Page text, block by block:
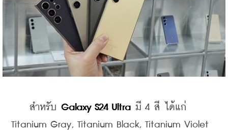
สำหรับ Galaxy S24 Ultra มี 4 สี ได้แก่
Titanium Gray, Titanium Black, Titanium Violet